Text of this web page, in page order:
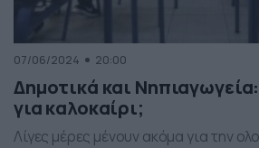
07/06/2024 20:00
Δημοτικά και
για καλοκαίρι;
Λίγες μέρες μένουν ακόμα για την